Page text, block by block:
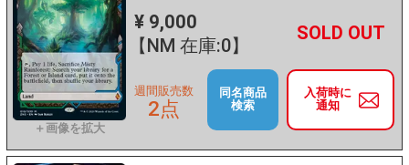
¥ 9,000
【NM 在庫:0】
－ +
入荷時に
通知
週間販売数
2点
同名商品
検索